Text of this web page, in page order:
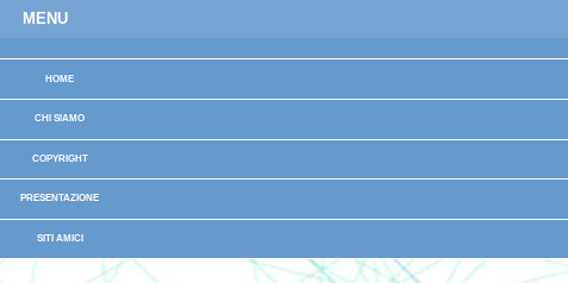
MENU
HOME
CHI SIAMO
COPYRIGHT
PRESENTAZIONE
SITI AMICI